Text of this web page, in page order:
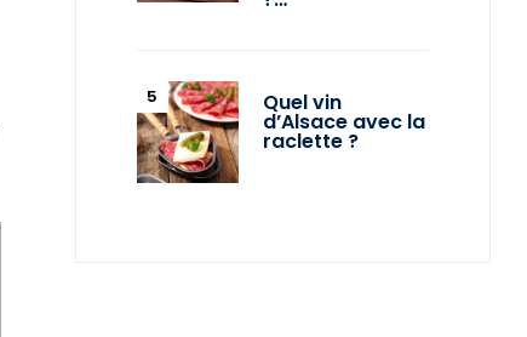
Quel vin
d’Alsace avec la
raclette ?